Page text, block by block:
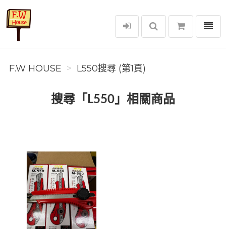
F.W House
選單
F.W HOUSE L550搜尋 (第1頁)
搜尋「L550」相關商品